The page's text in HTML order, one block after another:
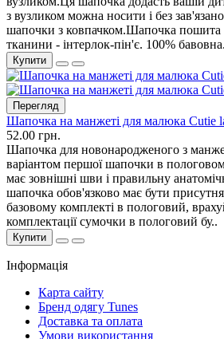
з вузликом можна носити і без
шапочки з ковпачком.Шапочка пошита з
тканини - інтерлок-пін'є. 100%
Купити
Перегляд
Шапочка на манжеті для малюка Cutie
52.00 грн.
Шапочка для новонародженого з
варіантом першої шапочки в
має зовнішні шви і правильну
шапочка обов'язково має бути
базовому комплекті в пологовий,
комплектації сумочки в пологовий бу..
Купити
Інформація
Карта сайту
Бренд одягу Tunes
Доставка та оплата
Умови використання